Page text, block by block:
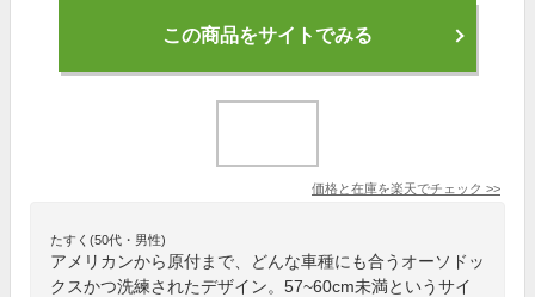
この商品をサイトでみる
価格と在庫を楽天でチェック >>
たすく(50代・男性)
アメリカンから原付まで、どんな車種にも合うオーソドッ
クスかつ洗練されたデザイン。57~60cm未満というサイ